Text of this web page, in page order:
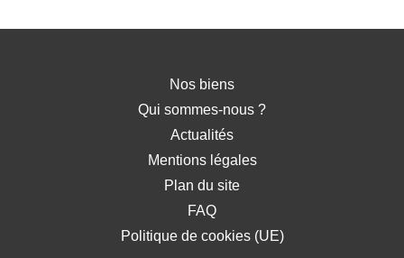
Nos biens
Qui sommes-nous ?
Actualités
Mentions légales
Plan du site
FAQ
Politique de cookies (UE)